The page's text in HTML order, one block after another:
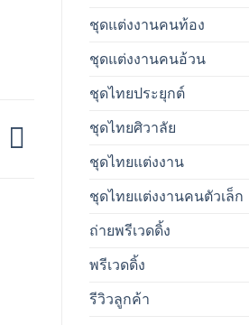
ชุดแต่งงานคนท้อง
ชุดแต่งงานคนอ้วน
ชุดไทยประยุกต์
ชุดไทยศิวาลัย
ชุดไทยแต่งงาน
ชุดไทยแต่งงานคนตัวเล็ก
ถ่ายพรีเวดดิ้ง
พรีเวดดิ้ง
รีวิวลูกค้า